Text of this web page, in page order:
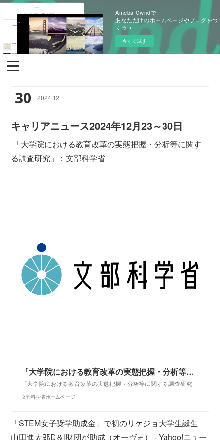
Ameba Owndで
あなただけのホームページやブログをつ
くろう
今すぐ試す
30 2024.12
キャリアニュース2024年12月23～30日
「大学院における教育改革の実態把握・分析等に関す
る調査研究」：文部科学省
「大学院における教育改革の実態把握・分析等に関する調査研究」：文部科学省
「大学院における教育改革の実態把握・分析等に関する調査研究」
文部科学省ホームページ
「STEM女子奨学助成金」で初のリケジョ大学生誕生
山田進太郎D＆I財団が助成（オーヴォ） - Yahoo!ニュー